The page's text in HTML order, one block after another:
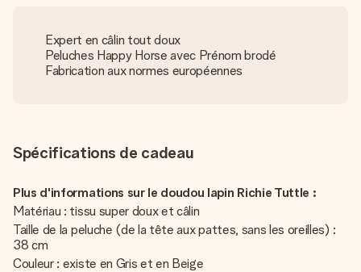
Expert en câlin tout doux
Peluches Happy Horse avec Prénom brodé
Fabrication aux normes européennes
Spécifications de cadeau
Plus d'informations sur le doudou lapin Richie Tuttle :
Matériau : tissu super doux et câlin
Taille de la peluche (de la tête aux pattes, sans les oreilles) :
38 cm
Couleur : existe en Gris et en Beige